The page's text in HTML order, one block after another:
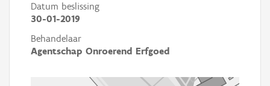
Datum beslissing
30-01-2019
Behandelaar
Agentschap Onroerend Erfgoed